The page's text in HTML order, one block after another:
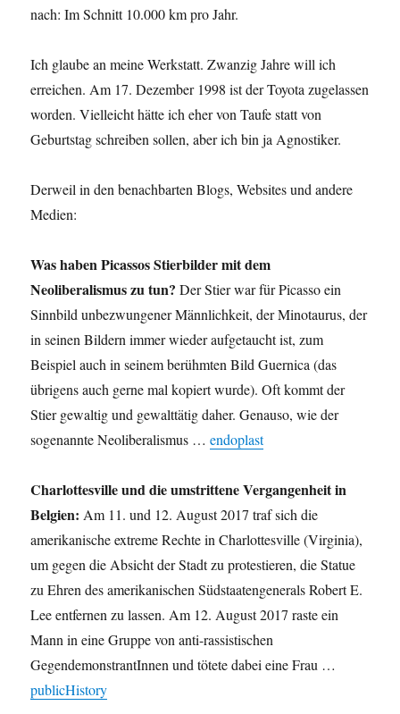
nach: Im Schnitt 10.000 km pro Jahr.
Ich glaube an meine Werkstatt. Zwanzig Jahre will ich
erreichen. Am 17. Dezember 1998 ist der Toyota zugelassen
worden. Vielleicht hätte ich eher von Taufe statt von
Geburtstag schreiben sollen, aber ich bin ja Agnostiker.
Derweil in den benachbarten Blogs, Websites und andere
Medien:
Was haben Picassos Stierbilder mit dem
Neoliberalismus zu tun? Der Stier war für Picasso ein
Sinnbild unbezwungener Männlichkeit, der Minotaurus, der
in seinen Bildern immer wieder aufgetaucht ist, zum
Beispiel auch in seinem berühmten Bild Guernica (das
übrigens auch gerne mal kopiert wurde). Oft kommt der
Stier gewaltig und gewalttätig daher. Genauso, wie der
sogenannte Neoliberalismus …endoplast
Charlottesville und die umstrittene Vergangenheit in
Belgien: Am 11. und 12. August 2017 traf sich die
amerikanische extreme Rechte in Charlottesville (Virginia),
um gegen die Absicht der Stadt zu protestieren, die Statue
zu Ehren des amerikanischen Südstaatengenerals Robert E.
Lee entfernen zu lassen. Am 12. August 2017 raste ein
Mann in eine Gruppe von anti-rassistischen
GegendemonstrantInnen und tötete dabei eine Frau …
publicHistory